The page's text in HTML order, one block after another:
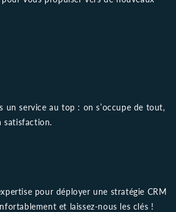
un service au top : on s’occupe de tout,
satisfaction.
pour déployer une stratégie CRM
et laissez-nous les clés !